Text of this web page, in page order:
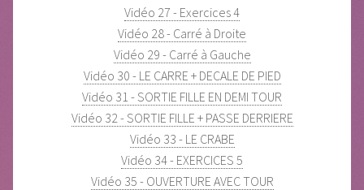
Vidéo 27 - Exercices 4
Vidéo 28 - Carré à Droite
Vidéo 29 - Carré à Gauche
Vidéo 30 - LE CARRE + DECALE DE PIED
Vidéo 31 - SORTIE FILLE EN DEMI TOUR
Vidéo 32 - SORTIE FILLE + PASSE DERRIERE
Vidéo 33 - LE CRABE
Vidéo 34 - EXERCICES 5
Vidéo 35 - OUVERTURE AVEC TOUR